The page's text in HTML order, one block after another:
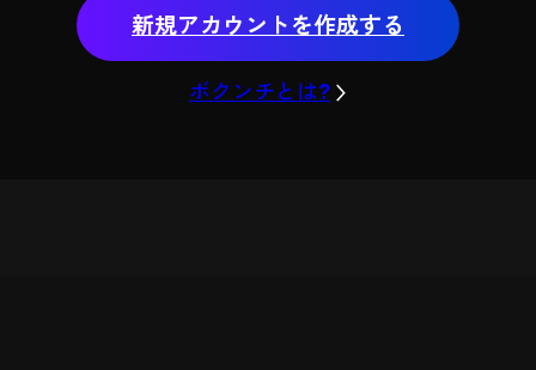
新規アカウントを作成する
ボクンチとは?